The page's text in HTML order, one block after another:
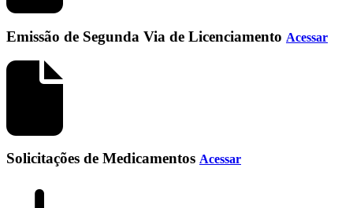
Emissão de Segunda Via de Licenciamento Acessar
Solicitações de Medicamentos Acessar